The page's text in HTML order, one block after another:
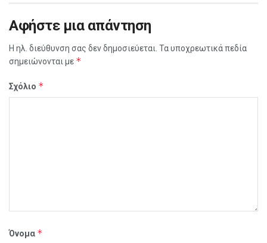
Αφήστε μια απάντηση
Η ηλ. διεύθυνση σας δεν δημοσιεύεται. Τα υποχρεωτικά πεδία
σημειώνονται με *
Σχόλιο *
Όνομα *